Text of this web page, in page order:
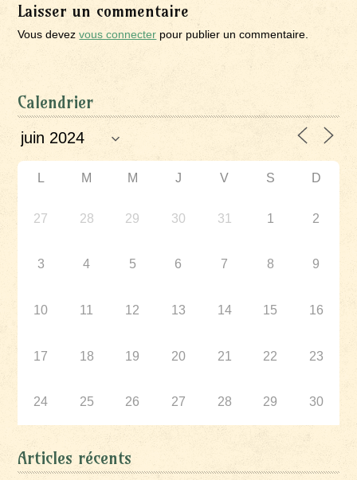
Laisser un commentaire
Vous devezvous connecter pour publier un commentaire.
Calendrier
L M M J V S D
27 28 29 30 31 1 2
3 4 5 6 7 8 9
10 11 12 13 14 15 16
17 18 19 20 21 22 23
24 25 26 27 28 29 30
Articles récents